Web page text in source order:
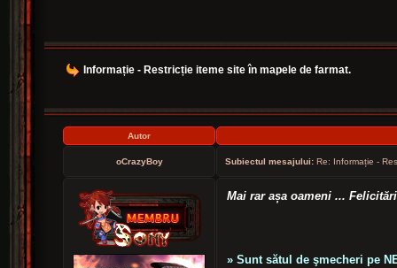
Informație - Restricție iteme site în mapele de farmat.
Autor
oCrazyBoy Subiectul mesajului: Re: Informație -
Mai rar așa oameni ...
» Sunt sătul de şmecheri pe